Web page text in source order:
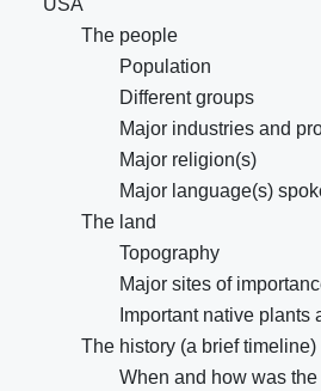
USA
The people
Population
Different groups
Major industries and
Major religion(s)
Major language(s)
The land
Topography
Major sites of
Important native plants
The history (a brief timeline)
When and how was